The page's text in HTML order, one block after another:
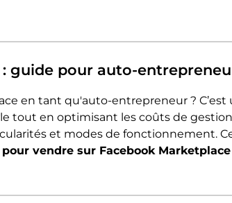
guide pour auto-
en tant qu'auto-entrepreneur ? C’est
tout en optimisant les coûts de
et modes de fonctionnement.
vendre sur Facebook